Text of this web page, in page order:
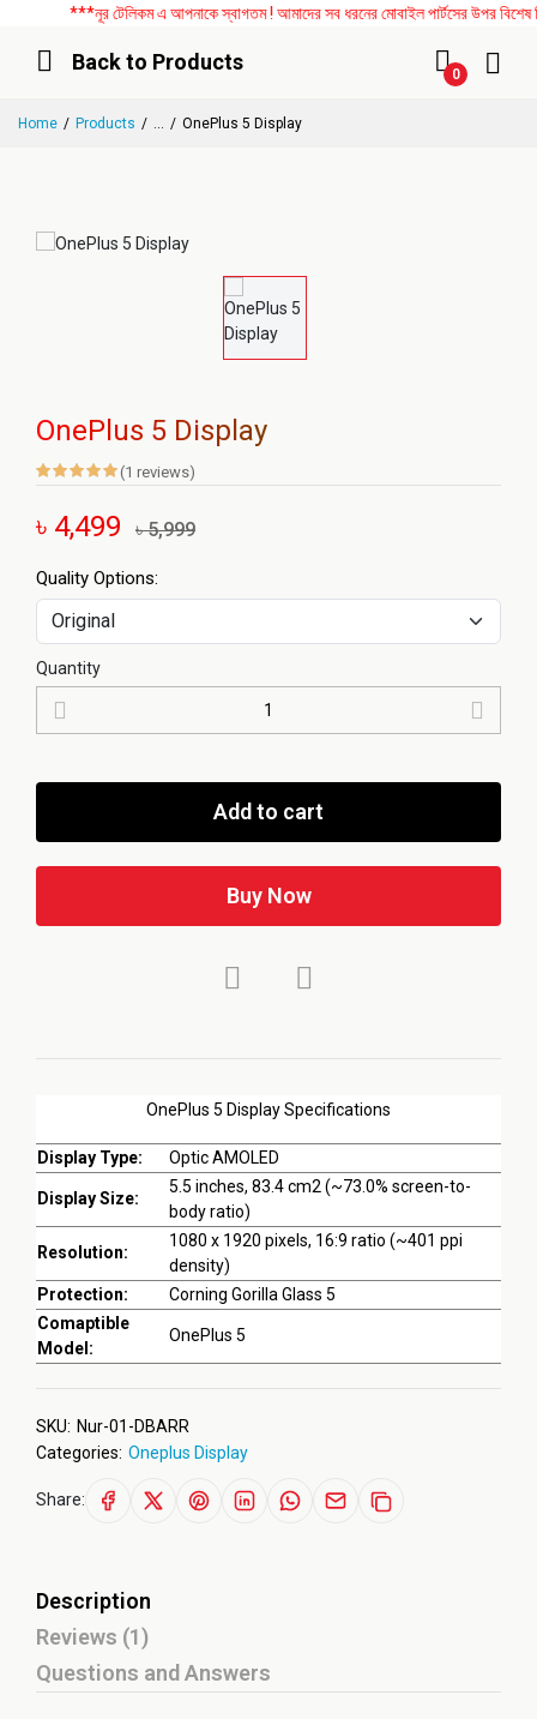
***নূর টেলিকম এ আপনাকে স্বাগতম ! আমাদের সব ধরনের মোবাইল পার্টসের উপর
Back to Products
0
Home Products ... OnePlus 5 Display
OnePlus 5 Display
(1 reviews)
৳ 4,499 ৳ 5,999
OnePlus 5 Display Specifications
Display Type: Optic AMOLED
Display Size:
5.5 inches, 83.4 cm2 (~73.0% screen-to-
body ratio)
Resolution:
1080 x 1920 pixels, 16:9 ratio (~401 ppi
density)
Protection:
Corning Gorilla Glass 5
Comaptible
Model:
OnePlus 5
Quality Options:
Quantity
Add to cart
Buy Now
SKU: Nur-01-DBARR
Categories: Oneplus Display
Share:
Description
Reviews (1)
Questions and Answers